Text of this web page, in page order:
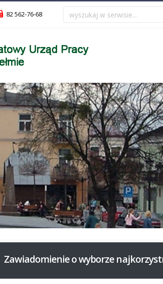
82 562-76-68
Zawiadomienie o wyborze